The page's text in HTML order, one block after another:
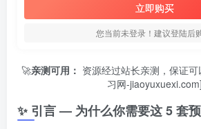
立即购买
您当前未登录！建议登陆后
🚀亲测可用： 资源经过站长亲测，保证
习网-jiaoyuxuexi.com]
✨ 引言 — 为什么你需要这 5 套